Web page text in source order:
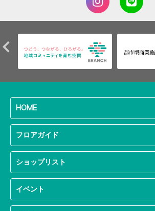
HOME
フロアガイド
ショップリスト
イベント